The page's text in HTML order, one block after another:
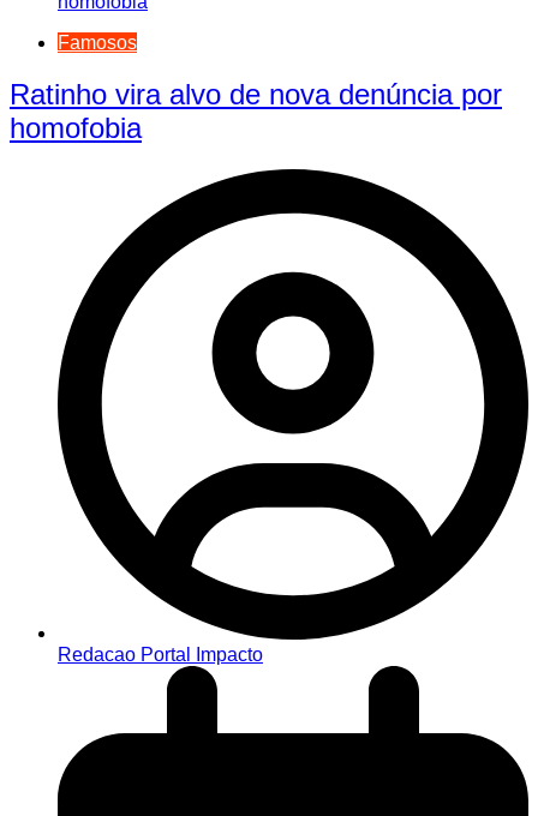
Famosos
Ratinho vira alvo de nova denúncia por
homofobia
Redacao Portal Impacto